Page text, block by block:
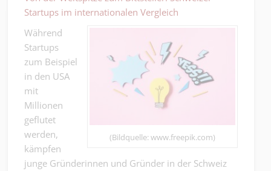
Startups im internationalen Vergleich
(Bildquelle: www.freepik.com)
Während
Startups
zum Beispiel
in den USA
mit
Millionen
geflutet
werden,
kämpfen
junge Gründerinnen und Gründer in der Schweiz